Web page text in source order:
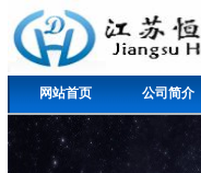
网站首页 公司简介